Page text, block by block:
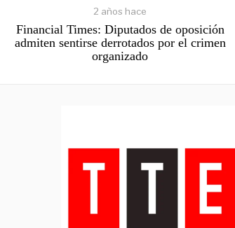
2 años hace
Financial Times: Diputados de oposición
admiten sentirse derrotados por el crimen
organizado